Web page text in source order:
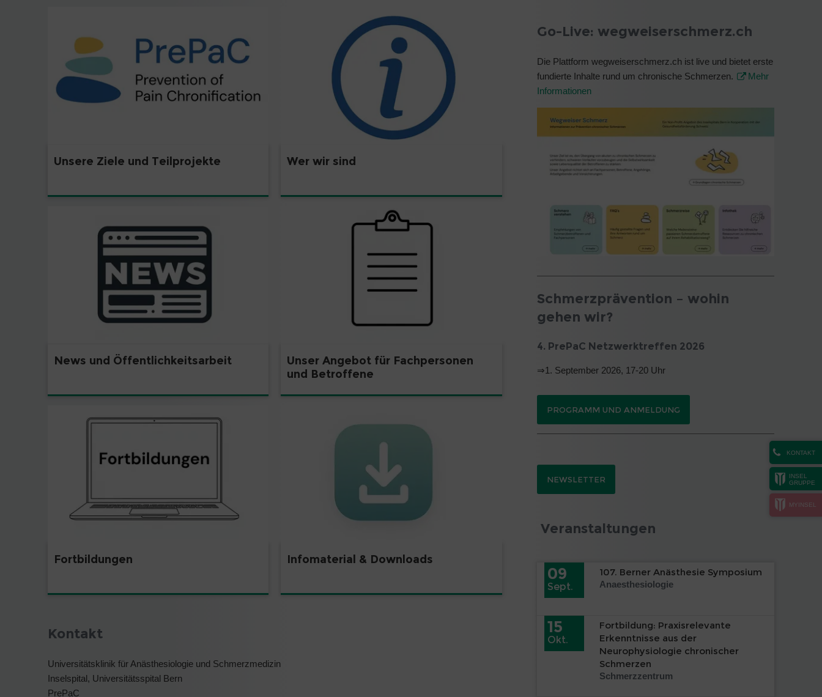
KONTAKT
INSEL
GRUPPE
MYINSEL
Unsere Ziele und Teilprojekte Wer wir sind
News und Öffentlichkeitsarbeit
Unser Angebot für Fachpersonen
und Betroffene
Fortbildungen Infomaterial & Downloads
Kontakt
Universitätsklinik für Anästhesiologie und Schmerzmedizin
Inselspital, Universitätsspital Bern
PrePaC
Go-Live: wegweiserschmerz.ch
Die Plattform wegweiserschmerz.ch ist live und bietet erste
fundierte Inhalte rund um chronische Schmerzen.
Mehr
Informationen
Schmerzprävention – wohin
gehen wir?
4. PrePaC Netzwerktreffen 2026
⇒1. September 2026, 17-20 Uhr
PROGRAMM UND ANMELDUNG
NEWSLETTER
Veranstaltungen
09
Sept.
107. Berner Anästhesie Symposium
Anaesthesiologie
15
Okt.
Fortbildung: Praxisrelevante
Erkenntnisse aus der
Neurophysiologie chronischer
Schmerzen
Schmerzzentrum